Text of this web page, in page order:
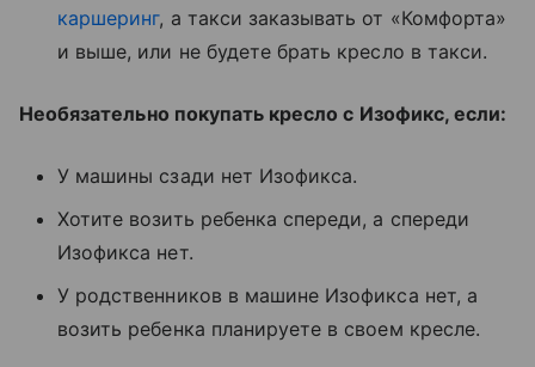
каршеринг, а такси заказывать от «Комфорта»
и выше, или не будете брать кресло в такси.
Необязательно покупать кресло с Изофикс, если:
У машины сзади нет Изофикса.
Хотите возить ребенка спереди, а спереди
Изофикса нет.
У родственников в машине Изофикса нет, а
возить ребенка планируете в своем кресле.